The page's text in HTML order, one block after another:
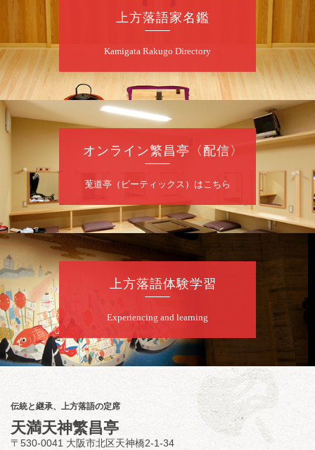
★菟道亭 配信あり
8月7日（金）
噺家が落語と芝居をしてみる会
桂米之助／桂団治郎／桂弥太郎／桂米舞／是
開演：午後6時30分（6時開場）全席指定
お問合せ：米朝事務所 06-6365-8281（平日
10時～18時）
★菟道亭配信あり
入はこちらをクリック
8月8日（土）
第2回 智之介・力造 二人会
笑福亭智之介「昭和任侠伝」「天王寺詣り」
／桂力造「桃太郎」「本膳」／桂二豆「開口
開演：午前10時（9時30分 開場
）
前売2,000円 当日 2,500円
お問合せ：智之介・力造 二人会事務局 090-
上方落語家名鑑
Kamigata Rakugo Directory
オンライン繁昌亭〈配信〉
莵道亭（ピーティックス）はこちら
上方落語体験学習
Experiencing and learning
伝統と継承、上方落語の定席
天満天神繁昌亭
〒530-0041 大阪市北区天神橋2-1-34